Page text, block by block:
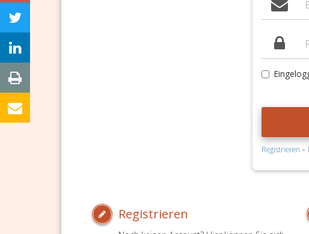
Registrieren -
Registrieren